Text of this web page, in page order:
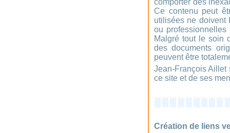
comporter des
Ce contenu peut
utilisées ne doivent
ou
Malgré tout le soin
des documents
peuvent être
Jean-François Aillet
ce site et de ses
Création de liens